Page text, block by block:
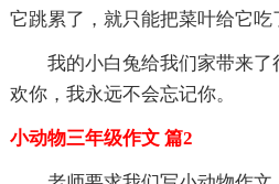
它跳累了，就只能把菜叶给它吃
我的小白兔给我们家带来
欢你，我永远不会忘记你。
小动物三年级作文 篇2